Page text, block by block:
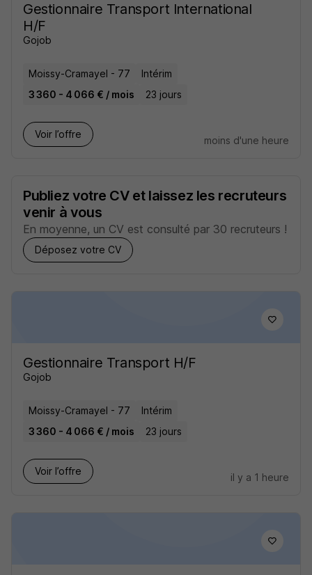
Gestionnaire Transport International
H/F
Gojob
Moissy-Cramayel - 77
Intérim
3 360 - 4 066 € / mois
23 jours
Voir l’offre
moins d'une heure
Publiez votre CV et laissez les recruteurs
venir à vous
En moyenne, un CV est consulté par 30 recruteurs !
Déposez votre CV
Gestionnaire Transport H/F
Gojob
Moissy-Cramayel - 77
Intérim
3 360 - 4 066 € / mois
23 jours
Voir l’offre
il y a 1 heure